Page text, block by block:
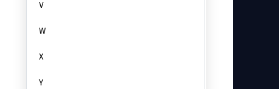
V
W
X
Y